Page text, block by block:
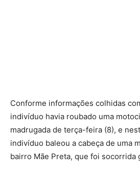
Conforme informações colhidas
indivíduo havia roubado uma
madrugada de terça-feira (8), e
indivíduo baleou a cabeça de uma
bairro Mãe Preta, que foi socorrida